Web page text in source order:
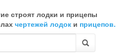
строят лодки и прицепы
чертежей лодок и прицепов.